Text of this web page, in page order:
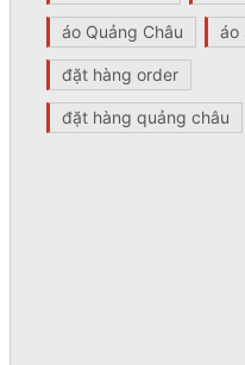
áo Quảng Châu áo
đặt hàng order
đặt hàng quảng châu